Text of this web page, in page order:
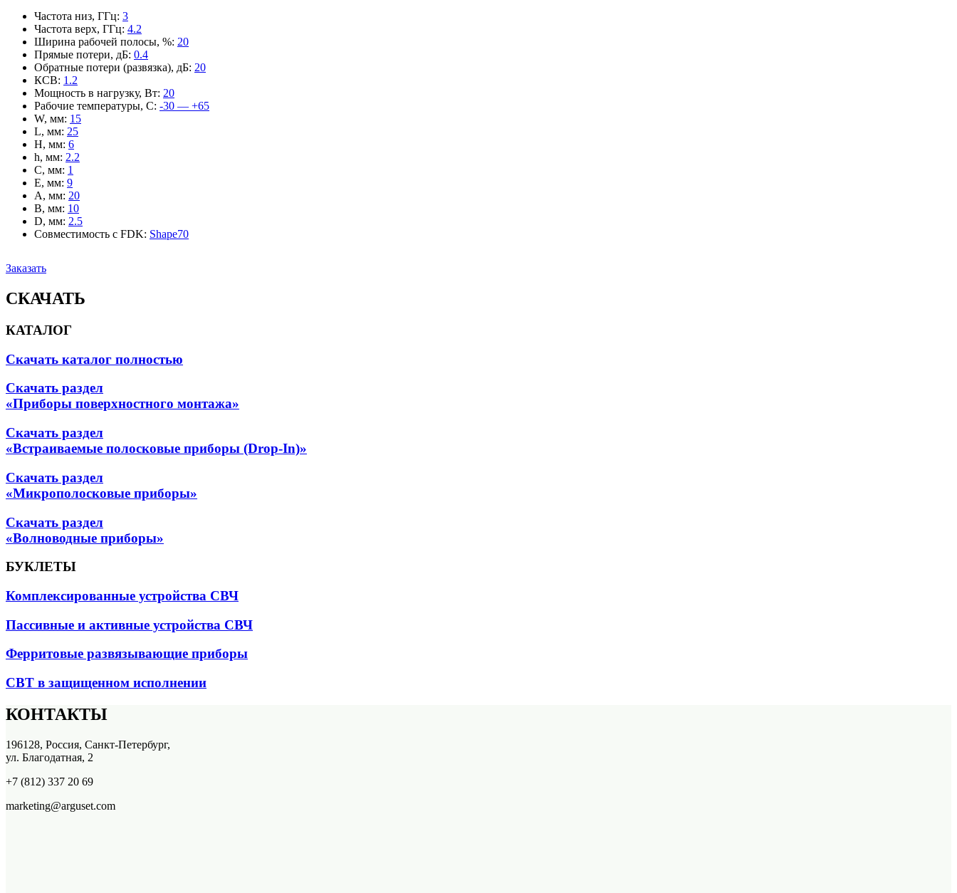
Частота низ, ГГц: 3
Частота верх, ГГц: 4.2
Ширина рабочей полосы, %: 20
Прямые потери, дБ: 0.4
Обратные потери (развязка), дБ: 20
КСВ: 1.2
Мощность в нагрузку, Вт: 20
Рабочие температуры, С: -30 — +65
W, мм: 15
L, мм: 25
H, мм: 6
h, мм: 2.2
C, мм: 1
E, мм: 9
A, мм: 20
B, мм: 10
D, мм: 2.5
Совместимость с FDK: Shape70
Заказать
СКАЧАТЬ
КАТАЛОГ
Скачать каталог полностью
Скачать раздел
«Приборы поверхностного монтажа»
Скачать раздел
«Встраиваемые полосковые приборы (Drop-In)»
Скачать раздел
«Микрополосковые приборы»
Скачать раздел
«Волноводные приборы»
БУКЛЕТЫ
Комплексированные устройства СВЧ
Пассивные и активные устройства СВЧ
Ферритовые развязывающие приборы
СВТ в защищенном исполнении
КОНТАКТЫ
196128, Россия, Санкт-Петербург,
ул. Благодатная, 2
+7 (812) 337 20 69
marketing@arguset.com